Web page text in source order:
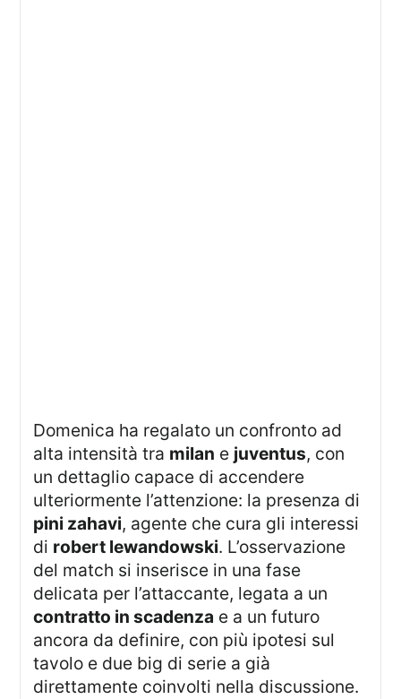
Domenica ha regalato un confronto ad
alta intensità tra milan e juventus, con
un dettaglio capace di accendere
ulteriormente l’attenzione: la presenza di
pini zahavi, agente che cura gli interessi
di robert lewandowski. L’osservazione
del match si inserisce in una fase
delicata per l’attaccante, legata a un
contratto in scadenza e a un futuro
ancora da definire, con più ipotesi sul
tavolo e due big di serie a già
direttamente coinvolti nella discussione.